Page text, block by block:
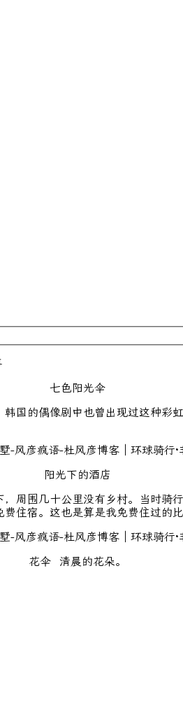
七色阳光伞
国的偶像剧中也曾出现过这种彩
阳光下的酒店
周围几十公里没有乡村。当时骑
住宿。这也是算是我免费住过的
花伞 清晨的花朵。